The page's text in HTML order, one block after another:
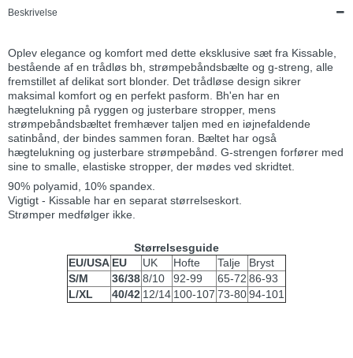
Beskrivelse
Oplev elegance og komfort med dette eksklusive sæt fra Kissable,
bestående af en trådløs bh, strømpebåndsbælte og g-streng, alle
fremstillet af delikat sort blonder. Det trådløse design sikrer
maksimal komfort og en perfekt pasform. Bh'en har en
hægtelukning på ryggen og justerbare stropper, mens
strømpebåndsbæltet fremhæver taljen med en iøjnefaldende
satinbånd, der bindes sammen foran. Bæltet har også
hægtelukning og justerbare strømpebånd. G-strengen forfører med
sine to smalle, elastiske stropper, der mødes ved skridtet.
90% polyamid, 10% spandex.
Vigtigt - Kissable har en separat størrelseskort.
Strømper medfølger ikke.
Størrelsesguide
EU/USA EU UK Hofte Talje
Bryst
S/M
36/38 8/10 92-99 65-72 86-93
L/XL
40/42 12/14 100-107 73-80 94-101